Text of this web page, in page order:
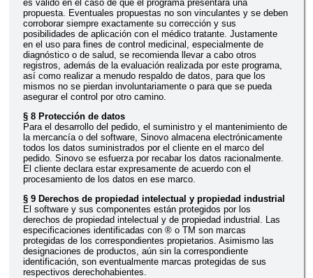
es válido en el caso de que el programa presentara una
propuesta. Eventuales propuestas no son vinculantes y se deben
corroborar siempre exactamente su corrección y sus
posibilidades de aplicación con el médico tratante. Justamente
en el uso para fines de control medicinal, especialmente de
diagnóstico o de salud, se recomienda llevar a cabo otros
registros, además de la evaluación realizada por este programa,
así como realizar a menudo respaldo de datos, para que los
mismos no se pierdan involuntariamente o para que se pueda
asegurar el control por otro camino.
§ 8 Protección de datos
Para el desarrollo del pedido, el suministro y el mantenimiento de
la mercancía o del software, Sinovo almacena electrónicamente
todos los datos suministrados por el cliente en el marco del
pedido. Sinovo se esfuerza por recabar los datos racionalmente.
El cliente declara estar expresamente de acuerdo con el
procesamiento de los datos en ese marco.
§ 9 Derechos de propiedad intelectual y propiedad industrial
El software y sus componentes están protegidos por los
derechos de propiedad intelectual y de propiedad industrial. Las
especificaciones identificadas con ® o TM son marcas
protegidas de los correspondientes propietarios. Asimismo las
designaciones de productos, aún sin la correspondiente
identificación, son eventualmente marcas protegidas de sus
respectivos derechohabientes.